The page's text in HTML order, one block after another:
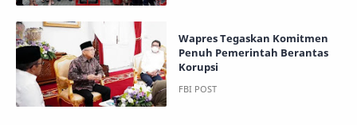
Wapres Tegaskan Komitmen
Penuh Pemerintah Berantas
Korupsi